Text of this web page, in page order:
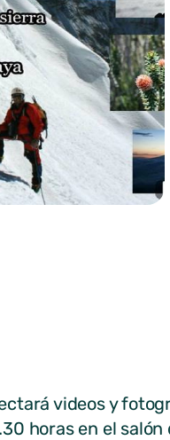
videos y
horas en el salón